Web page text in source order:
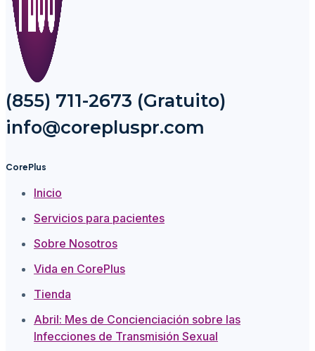
(855) 711-2673 (Gratuito)
info@corepluspr.com
CorePlus
Inicio
Servicios para pacientes
Sobre Nosotros
Vida en CorePlus
Tienda
Abril: Mes de Concienciación sobre las
Infecciones de Transmisión Sexual